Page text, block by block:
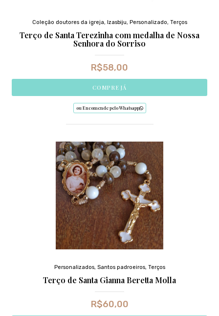
Coleção doutores da igreja, Izasbiju, Personalizado, Terços
Terço de Santa Terezinha com medalha de Nossa
Senhora do Sorriso
R$58,00
COMPRE JÁ
ou Encomende pelo Whatsapp
Personalizados, Santos padroeiros, Terços
Terço de Santa Gianna Beretta Molla
R$60,00